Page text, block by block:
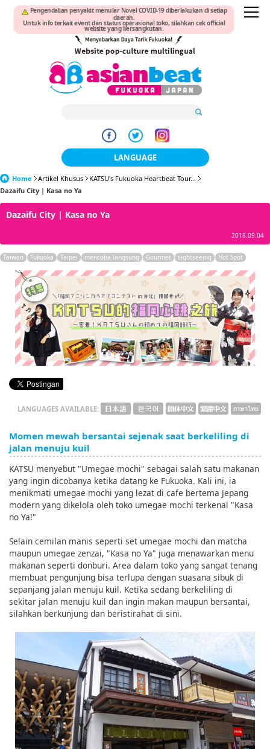
Pengendalian penyakit menular Novel COVID-19 diberlakukan di setiap
daerah.
Untuk info terkait event dan status operasional toko, silahkan cek official
website yang bersangkutan.
LANGUAGE
日本語
한국어
繁體中文
English
ภาษาไทย
tiéng Viêt
Bahasa Indonesia
Home Artikel Khusus
KATSU's Fukuoka Heartbeat Tour...
Dazaifu City | Kasa no Ya
Dazaifu City | Kasa no Ya
2018.09.04
Taiwan Fukuoka Taipei mencoba langsung Gourmet sightseeing Hot Spot
LANGUAGES AVAILABLE:
Momen mewah bersantai sejenak saat berkeliling di
jalan menuju kuil
KATSU menyebut "Umegae mochi" sebagai salah satu makanan
yang ingin dicobanya ketika datang ke Fukuoka. Kali ini, ia
menikmati umegae mochi yang lezat di cafe bertema Jepang
modern yang dikelola oleh toko umegae mochi terkenal "Kasa
no Ya!"
Selain cemilan manis seperti set umegae mochi dan matcha
maupun umegae zenzai, "Kasa no Ya" juga menawarkan menu
makanan seperti donburi. Area dalam toko yang sangat tenang
membuat pengunjung bisa terlupa dengan suasana sibuk di
sepanjang jalan menuju kuil. Ketika sedang berkeliling di
sekitar jalan menuju kuil dan ingin makan maupun bersantai,
silahkan berkunjung dan beristirahat di sini.